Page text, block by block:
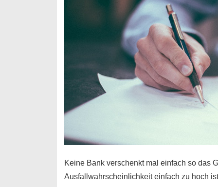
Keine Bank verschenkt mal einfach so das
Ausfallwahrscheinlichkeit einfach zu hoch